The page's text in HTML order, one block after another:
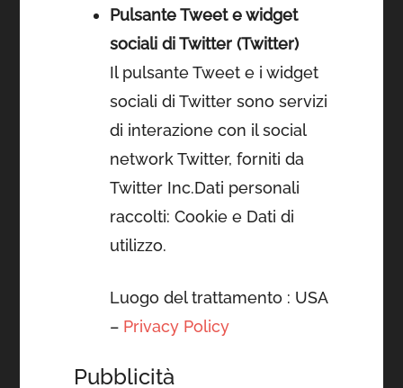
Pulsante Tweet e widget
sociali di Twitter (Twitter)
Il pulsante Tweet e i widget
sociali di Twitter sono servizi
di interazione con il social
network Twitter, forniti da
Twitter Inc.Dati personali
raccolti: Cookie e Dati di
utilizzo.
Luogo del trattamento : USA
– Privacy Policy
Pubblicità